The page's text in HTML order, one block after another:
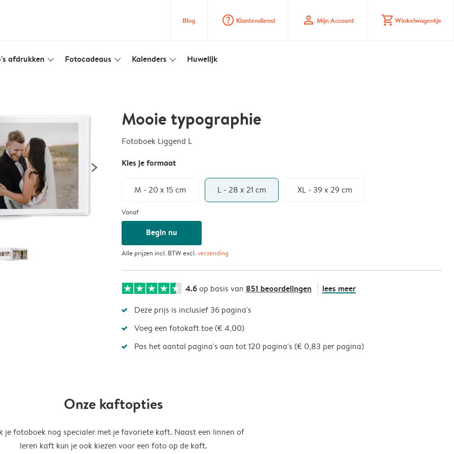
Blog question_mark_circle Klantendienst profile Mijn Account shopping_cart Winkelwagentje
afdrukken slim_arrow_down Fotocadeaus slim_arrow_down Kalenders slim_arrow_down Huwelijk
Mooie typographie
Fotoboek Liggend L
Kies je formaat
M - 20 x 15 cm L - 28 x 21 cm XL - 39 x 29 cm
Vanaf
Begin nu
Alle prijzen incl. BTW excl.verzending
4.6op basis van 851 beoordelingen lees meer
Deze prijs is inclusief 36 pagina's
Voeg een fotokaft toe (€ 4,00)
Pas het aantal pagina's aan tot 120 pagina's (€ 0,83 per pagina)
Onze kaftopties
je fotoboek nog specialer met je favoriete kaft. Naast een linnen of
leren kaft kun je ook kiezen voor een foto op de kaft.